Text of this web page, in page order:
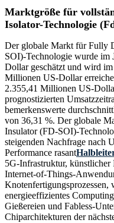
Marktgröße für
Isolator-Technologie
Der globale Markt für Fully
SOI)-Technologie wurde
Dollar geschätzt und wird
Millionen US-Dollar
2.355,41 Millionen US-
prognostizierten
bemerkenswerte
von 36,31 %. Der globale
Insulator (FD-SOI)-
steigenden Nachfrage nach
Performance rasant
5G-Infrastruktur,
Internet-of-Things-
Knotenfertigungsprozessen,
energieeffizientes
Gießereien und Fabless-
Chiparchitekturen der